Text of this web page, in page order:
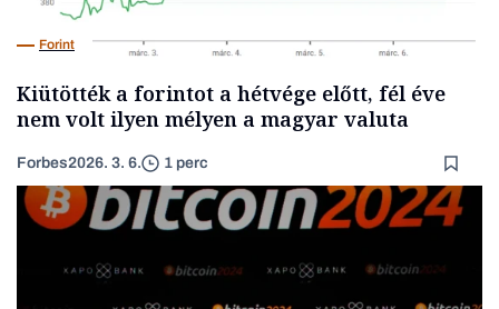
Forint
Kiütötték a forintot a hétvége előtt, fél éve
nem volt ilyen mélyen a magyar valuta
Forbes2026. 3. 6. 1 perc